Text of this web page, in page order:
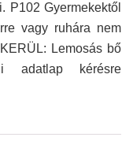
P102 Gyermekektől
vagy ruhára nem
Lemosás bő
adatlap kérésre